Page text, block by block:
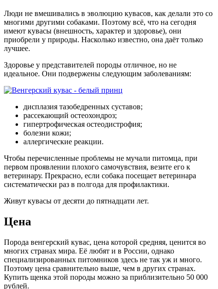
Люди не вмешивались в эволюцию кувасов, как делали это со
многими другими собаками. Поэтому всё, что на сегодня
имеют кувасы (внешность, характер и здоровье), они
приобрели у природы. Насколько известно, она даёт только
лучшее.
Здоровье у представителей породы отличное, но не
идеальное. Они подвержены следующим заболеваниям:
дисплазия тазобедренных суставов;
рассекающий остеохондроз;
гипертрофическая остеодистрофия;
болезни кожи;
аллергические реакции.
Чтобы перечисленные проблемы не мучали питомца, при
первом проявлении плохого самочувствия, везите его к
ветеринару. Прекрасно, если собака посещает ветеринара
систематически раз в полгода для профилактики.
Живут кувасы от десяти до пятнадцати лет.
Цена
Порода венгерский кувас, цена которой средняя, ценится во
многих странах мира. Её любят и в России, однако
специализированных питомников здесь не так уж и много.
Поэтому цена сравнительно выше, чем в других странах.
Купить щенка этой породы можно за приблизительно 50 000
рублей.